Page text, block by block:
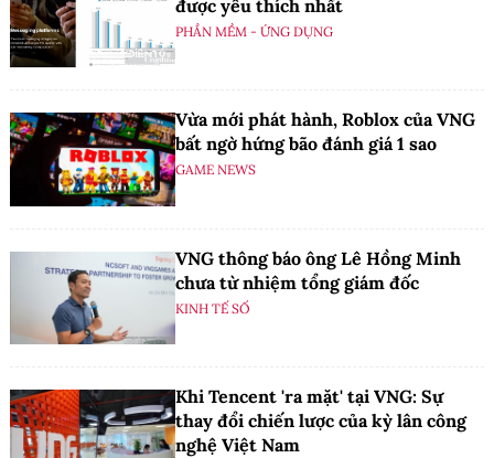
được yêu thích nhất
PHẦN MỀM - ỨNG DỤNG
Vừa mới phát hành, Roblox của VNG
bất ngờ hứng bão đánh giá 1 sao
GAME NEWS
VNG thông báo ông Lê Hồng Minh
chưa từ nhiệm tổng giám đốc
KINH TẾ SỐ
Khi Tencent 'ra mặt' tại VNG: Sự
thay đổi chiến lược của kỳ lân công
nghệ Việt Nam